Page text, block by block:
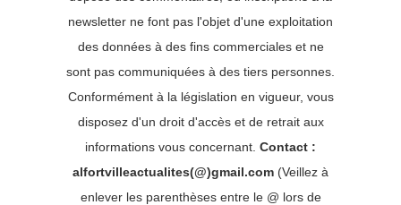
newsletter ne font pas l'objet d'une exploitation
des données à des fins commerciales et ne
sont pas communiquées à des tiers personnes.
Conformément à la législation en vigueur, vous
disposez d'un droit d'accès et de retrait aux
informations vous concernant. Contact :
alfortvilleactualites(@)gmail.com (Veillez à
enlever les parenthèses entre le @ lors de